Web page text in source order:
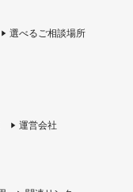
選べるご相談場所
運営会社